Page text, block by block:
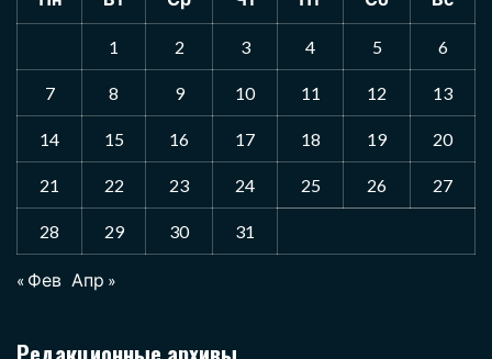
1 2 3 4 5 6
7 8 9 10 11 12 13
14 15 16 17 18 19 20
21 22 23 24 25 26 27
28 29 30 31
« Фев Апр »